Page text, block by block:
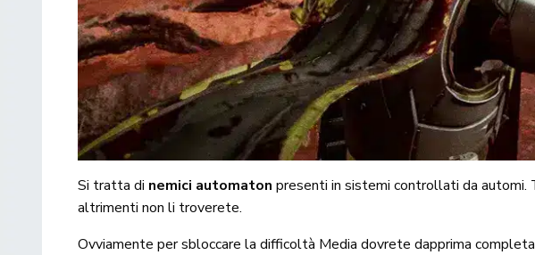
Si tratta di nemici automaton presenti in sistemi controllati da automi.
altrimenti non li troverete.
Ovviamente per sbloccare la difficoltà Media dovrete dapprima